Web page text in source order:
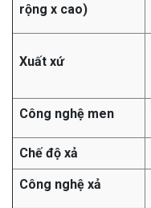
rộng x cao)
Xuất xứ
Công nghệ men
Chế độ xả
Công nghệ xả